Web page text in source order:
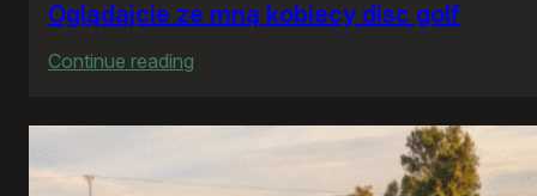
Oglądajcie ze mną kobiecy disc golf
Continue reading
ze
kobiecy